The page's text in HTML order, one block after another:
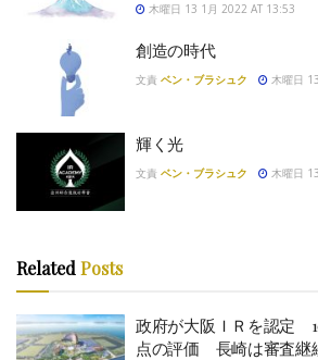
木曜日 13 1月 2022 AT 13:53
創造の時代
文責 ベン・ブラシュク 木曜日
輝く光
文責 ベン・ブラシュク 木曜日
Related Posts
政府が大阪ＩＲを認定
点の評価 長崎は審査継